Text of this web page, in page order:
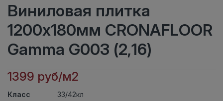
Виниловая плитка
1200x180мм CRONAFLOOR
Gamma G003 (2,16)
1399 руб/м2
Класс
33/42кл